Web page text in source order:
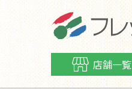
店舗一覧